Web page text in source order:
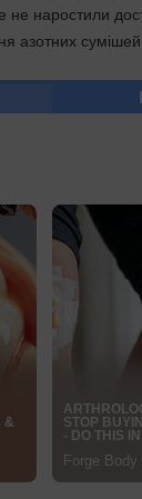
наростили
азотних сумішей.